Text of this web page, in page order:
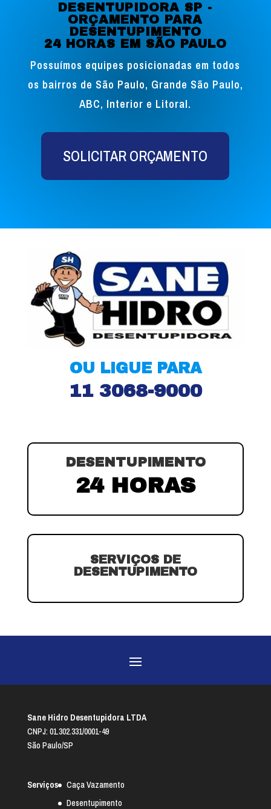
DESENTUPIDORA SP -
ORÇAMENTO PARA
DESENTUPIMENTO
24 HORAS EM SÃO PAULO
Possuímos equipes posicionadas em todos
os bairros de São Paulo, Grande São Paulo,
ABC, Interior e Litoral.
SOLICITAR ORÇAMENTO
OU LIGUE PARA
11 3068-9000
DESENTUPIMENTO
24 HORAS
SERVIÇOS DE
DESENTUPIMENTO
Sane Hidro Desentupidora LTDA
CNPJ: 01.302.331/0001-49
São Paulo/SP
Serviços
Caça Vazamento
Desentupimento